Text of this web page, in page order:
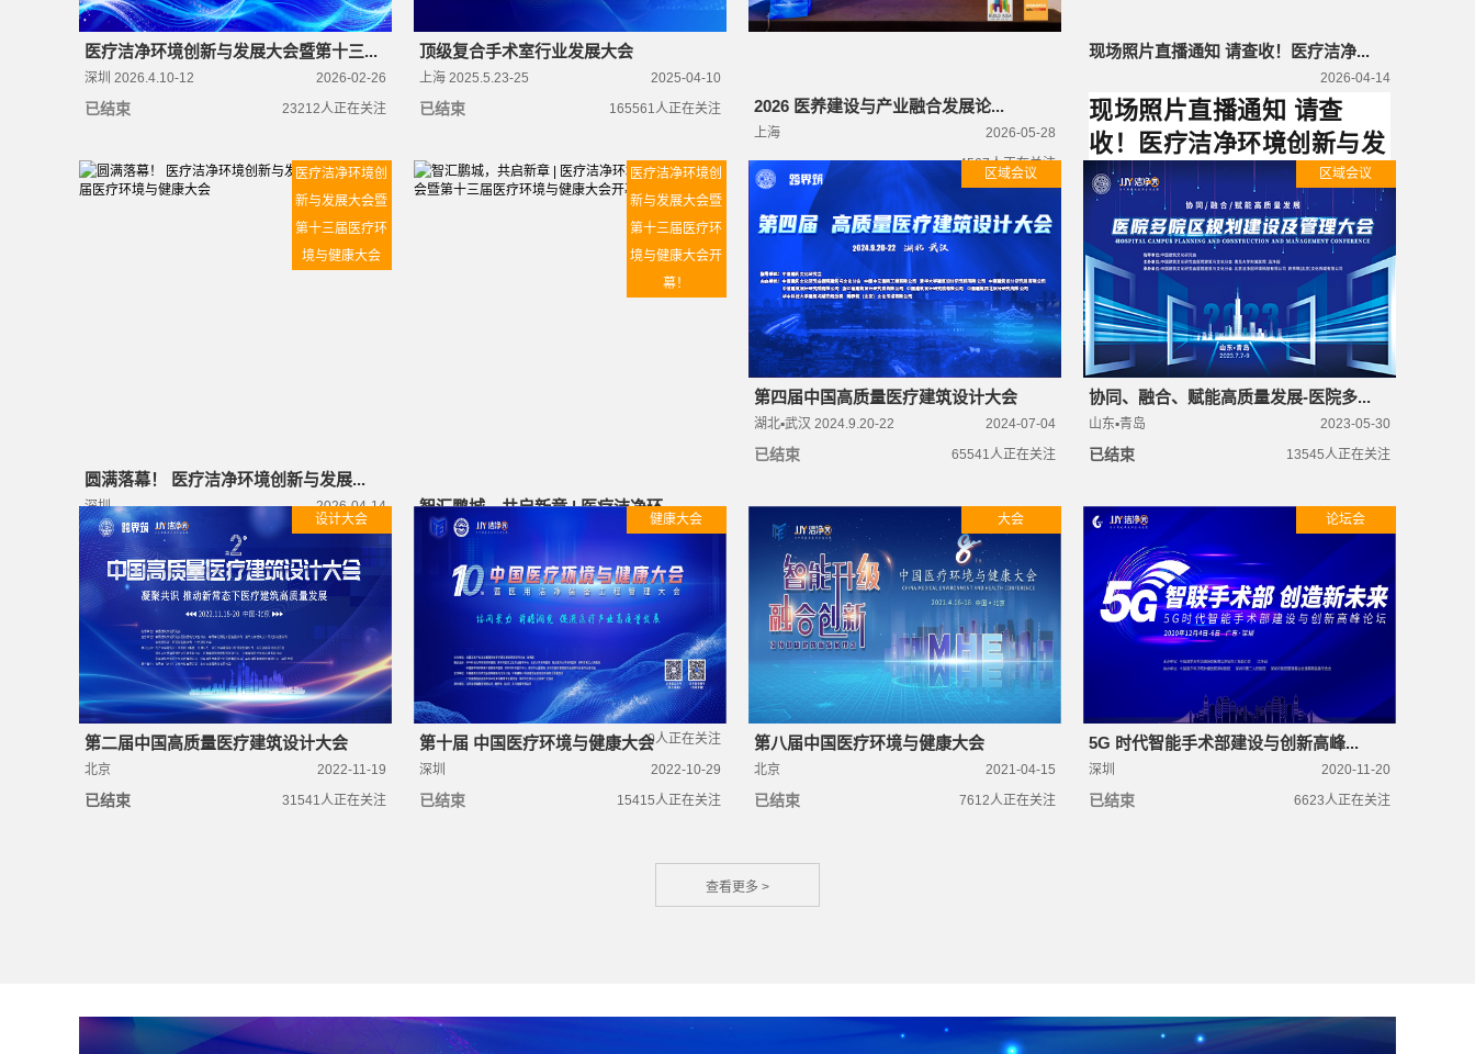
医疗洁净环境创新与发展大会暨第十三...
深圳 2026.4.10-12 2026-02-26
已结束 人正在关注
23212
顶级复合手术室行业发展大会
上海 2025.5.23-25 2025-04-10
已结束 人正在关注
165561 2026 医养建设与产业融合发展论...
上海
2026-05-28
人正在关注
4567
现场照片直播通知 请查收！医疗洁净...
2026-04-14
现场照片直播通知 请查
收！医疗洁净环境创新与发
展大会暨第十三届医疗环境
与健康大会
人正在关注
医疗洁净环境创
新与发展大会暨
第十三届医疗环
境与健康大会
圆满落幕！ 医疗洁净环境创新与发展...
深圳 2026-04-14
圆满落幕！ 医疗洁净环境
创新与发展大会暨第十三届
医疗环境与健康大会
人正在关注
45670
医疗洁净环境创
新与发展大会暨
第十三届医疗环
境与健康大会开
幕！
智汇鹏城，共启新章 | 医疗洁净环...
2026-04-14
智汇鹏城，共启新章 | 医疗
洁净环境创新与发展大会暨
第十三届医疗环境与健康大
会开幕！
人正在关注
0
区域会议
第四届中国高质量医疗建筑设计大会
湖北▪武汉 2024.9.20-22 2024-07-04
已结束 人正在关注
65541
区域会议
协同、融合、赋能高质量发展-医院多...
山东▪青岛 2023-05-30
已结束 人正在关注
13545
设计大会
第二届中国高质量医疗建筑设计大会
北京 2022-11-19
已结束 人正在关注
31541
健康大会
第十届 中国医疗环境与健康大会
深圳 2022-10-29
已结束 人正在关注
15415
大会
第八届中国医疗环境与健康大会
北京 2021-04-15
已结束 人正在关注
7612
论坛会
5G 时代智能手术部建设与创新高峰...
深圳 2020-11-20
已结束 人正在关注
6623